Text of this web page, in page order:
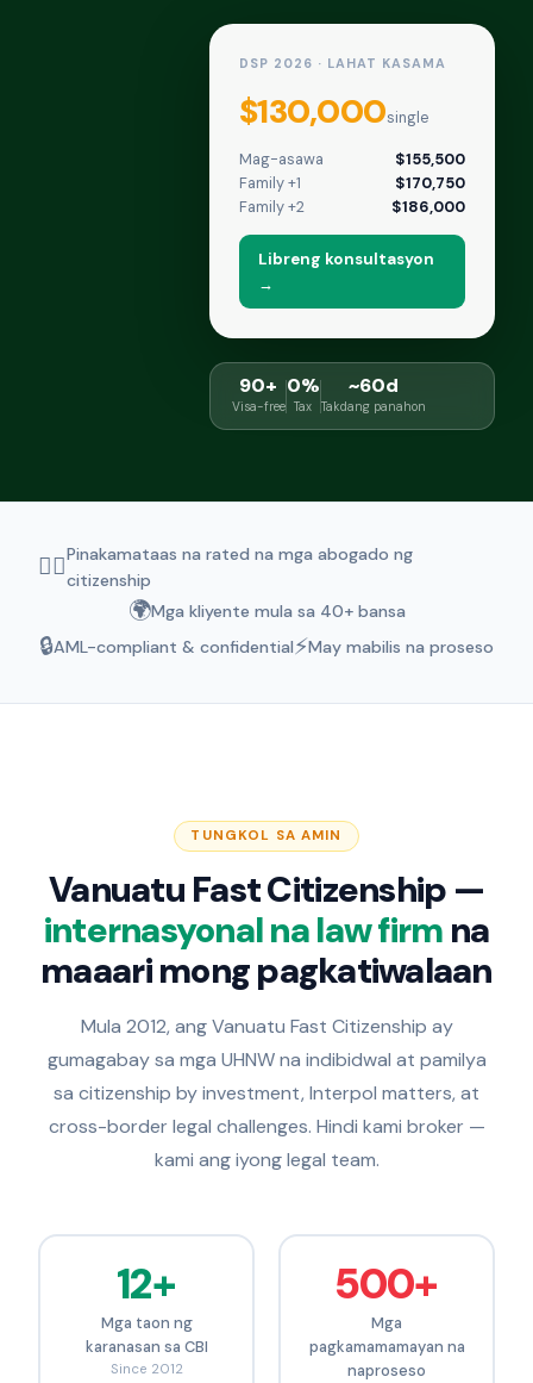
DSP 2026 · LAHAT KASAMA
$130,000single
Mag-asawa
$155,500
Family +1
$170,750
Family +2
$186,000
Libreng konsultasyon
→
90+
Visa-free
0%
Tax
~60d
Takdang panahon
👨‍⚖️Pinakamataas na rated na mga abogado ng
citizenship
🌍Mga kliyente mula sa 40+ bansa
🔒AML-compliant & confidential⚡May mabilis na proseso
TUNGKOL SA AMIN
Vanuatu Fast Citizenship —
internasyonal na law firm na
maaari mong pagkatiwalaan
Mula 2012, ang Vanuatu Fast Citizenship ay
gumagabay sa mga UHNW na indibidwal at pamilya
sa citizenship by investment, Interpol matters, at
cross-border legal challenges. Hindi kami broker —
kami ang iyong legal team.
12+
Mga taon ng
karanasan sa CBI
Since 2012
500+
Mga
pagkamamamayan na
naproseso